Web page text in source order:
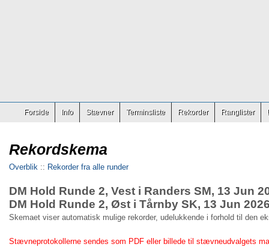
Forside Info Stævner Terminsliste Rekorder Ranglister
Rekordskema
Overblik :: Rekorder fra alle runder
DM Hold Runde 2, Vest i Randers SM, 13 Jun
DM Hold Runde 2, Øst i Tårnby SK, 13 Jun
Skemaet viser automatisk mulige rekorder, udelukkende i forhold til den
Stævneprotokollerne sendes som PDF eller billede til stævneudvalgets